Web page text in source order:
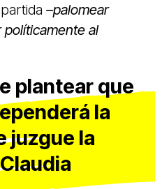
–palomear
al
plantear que
la
juzgue la